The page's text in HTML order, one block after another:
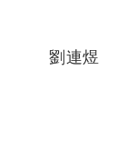
劉連煜